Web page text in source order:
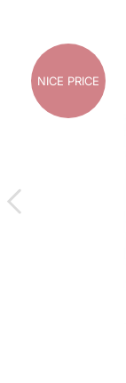
NICE PRICE
NICE PRICE